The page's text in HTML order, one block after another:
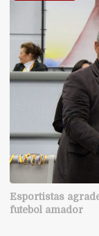
Esportistas
futebol amador